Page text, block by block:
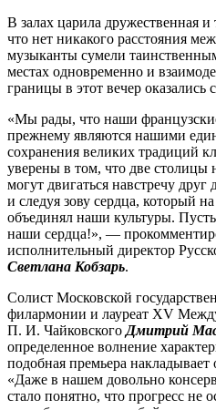
В залах царила дружественная и
что нет никакого расстояния
музыканты сумели
местах одновременно и
границы в этот вечер оказались
«Мы рады, что наши
прежнему являются нашими
сохранения великих традиций
уверены в том, что две
могут двигаться навстречу друг
и следуя зову сердца, который
объединял наши культуры.
наши сердца!», —
исполнительный директор
Светлана Кобзарь.
Солист Московской
филармонии и лауреат XV
П. И. Чайковского Дмитрий
определенное волнение
подобная премьера накладывает
«Даже в нашем довольно
стало понятно, что прогресс не